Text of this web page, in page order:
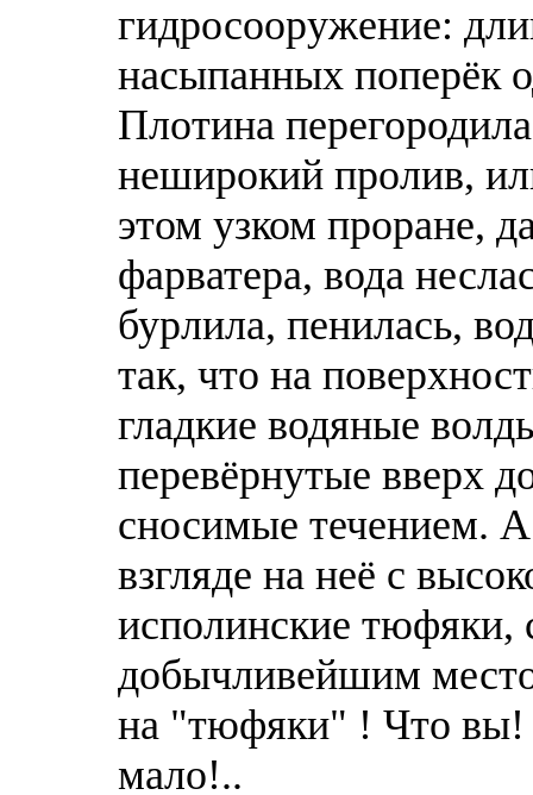
гидросооружение:
насыпанных поперёк
Плотина
неширокий пролив,
этом узком проране,
фарватера, вода
бурлила, пенилась,
тaк, что на
гладкие водяные
перевёрнутые вверх
сносимые течением.
взгляде на неё с
исполинские тюфяки,
добычливейшим
на "тюфяки" ! Чтo вы!
мало!..